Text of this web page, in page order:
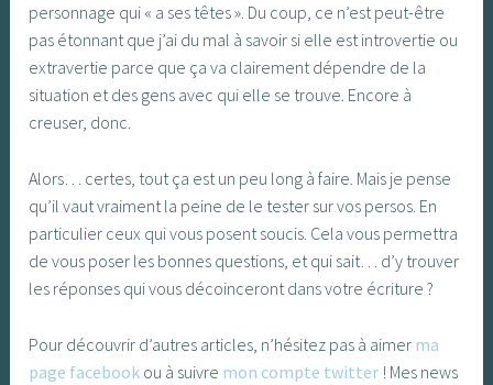
personnage qui « a ses têtes ». Du coup, ce n’est peut-être
pas étonnant que j’ai du mal à savoir si elle est introvertie ou
extravertie parce que ça va clairement dépendre de la
situation et des gens avec qui elle se trouve. Encore à
creuser, donc.
Alors… certes, tout ça est un peu long à faire. Mais je pense
qu’il vaut vraiment la peine de le tester sur vos persos. En
particulier ceux qui vous posent soucis. Cela vous permettra
de vous poser les bonnes questions, et qui sait… d’y trouver
les réponses qui vous décoinceront dans votre écriture ?
Pour découvrir d’autres articles, n’hésitez pas à aimer ma
page facebook ou à suivre mon compte twitter ! Mes news